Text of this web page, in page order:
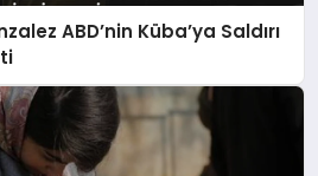
ABD’nin Küba’ya Saldırı